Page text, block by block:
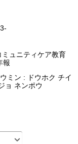
ュニティケア教育
報
ミン : ドウホク チイ
ョ ネンポウ